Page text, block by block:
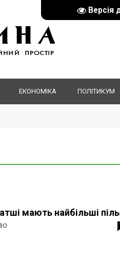
Версія
ЕКОНОМІКА ПОЛІТИКУМ
мають найбільші